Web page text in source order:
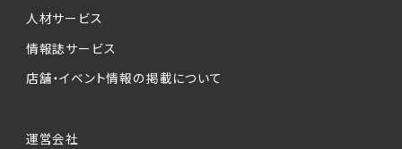
人材サービス
情報誌サービス
店舗・イベント情報の掲載について
運営会社